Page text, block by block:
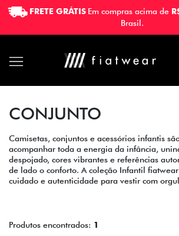
FRETE GRÁTIS Em compras acima de
Brasil.
FRETE GRÁTIS Em compras acima de
Brasil.
CONJUNTO
Camisetas, conjuntos e acessórios infantis
acompanhar toda a energia da infância,
despojado, cores vibrantes e referências
de lado o conforto. A coleção Infantil
cuidado e autenticidade para vestir com
Produtos encontrados: 1